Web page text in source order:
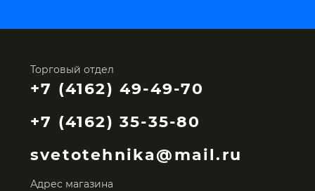
Торговый отдел
+7 (4162) 49-49-70
+7 (4162) 35-35-80
svetotehnika@mail.ru
Адрес магазина